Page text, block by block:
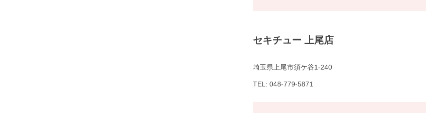
セキチュー 上尾店
埼玉県上尾市須ケ谷1-240
TEL: 048-779-5871